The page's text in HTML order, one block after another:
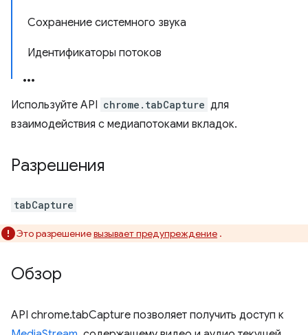
Сохранение системного звука
Идентификаторы потоков
Используйте API chrome.tabCapture для
взаимодействия с медиапотоками вкладок.
Разрешения
tabCapture
Это разрешениевызывает предупреждение .
Обзор
API chrome.tabCapture позволяет получить доступ к